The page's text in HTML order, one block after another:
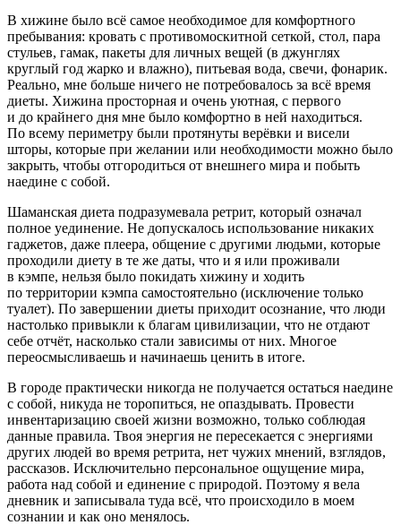
В хижине было всё самое необходимое для комфортного
пребывания: кровать с противомоскитной сеткой, стол, пара
стульев, гамак, пакеты для личных вещей (в джунглях
круглый год жарко и влажно), питьевая вода, свечи, фонарик.
Реально, мне больше ничего не потребовалось за всё время
диеты. Хижина просторная и очень уютная, с первого
и до крайнего дня мне было комфортно в ней находиться.
По всему периметру были протянуты верёвки и висели
шторы, которые при желании или необходимости можно было
закрыть, чтобы отгородиться от внешнего мира и побыть
наедине с собой.
Шаманская диета подразумевала ретрит, который означал
полное уединение. Не допускалось использование никаких
гаджетов, даже плеера, общение с другими людьми, которые
проходили диету в те же даты, что и я или проживали
в кэмпе, нельзя было покидать хижину и ходить
по территории кэмпа самостоятельно (исключение только
туалет). По завершении диеты приходит осознание, что люди
настолько привыкли к благам цивилизации, что не отдают
себе отчёт, насколько стали зависимы от них. Многое
переосмысливаешь и начинаешь ценить в итоге.
В городе практически никогда не получается остаться наедине
с собой, никуда не торопиться, не опаздывать. Провести
инвентаризацию своей жизни возможно, только соблюдая
данные правила. Твоя энергия не пересекается с энергиями
других людей во время ретрита, нет чужих мнений, взглядов,
рассказов. Исключительно персональное ощущение мира,
работа над собой и единение с природой. Поэтому я вела
дневник и записывала туда всё, что происходило в моем
сознании и как оно менялось.